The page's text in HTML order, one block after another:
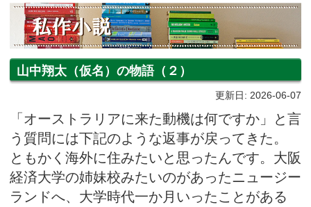
山中翔太（仮名）の物語（２）
更新日: 2026-06-07
「オーストラリアに来た動機は何ですか」と言
う質問には下記のような返事が戻ってきた。
ともかく海外に住みたいと思ったんです。大阪
経済大学の姉妹校みたいのがあったニュージー
ランドへ、大学時代一か月いったことがある